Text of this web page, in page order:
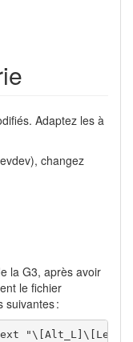
Adaptez les à
changez
la G3, après avoir
le fichier
suivantes :
text